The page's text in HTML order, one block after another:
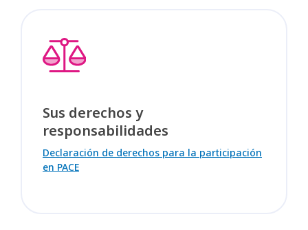
Sus derechos y
responsabilidades
Declaración de derechos para la participación
en PACE